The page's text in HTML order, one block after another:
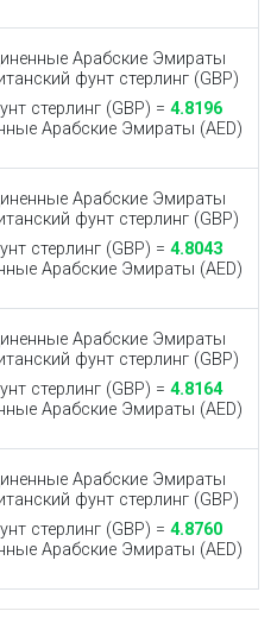
Арабские Эмираты
фунт стерлинг (GBP)
стерлинг (GBP) = 4.8196
Арабские Эмираты (AED)
Арабские Эмираты
фунт стерлинг (GBP)
стерлинг (GBP) = 4.8043
Арабские Эмираты (AED)
Арабские Эмираты
фунт стерлинг (GBP)
стерлинг (GBP) = 4.8164
Арабские Эмираты (AED)
Арабские Эмираты
фунт стерлинг (GBP)
стерлинг (GBP) = 4.8760
Арабские Эмираты (AED)